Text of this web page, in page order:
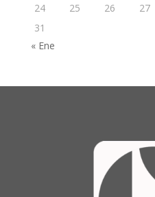
24
25 26 27
31
« Ene